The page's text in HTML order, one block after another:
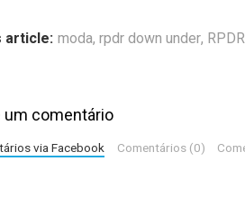
article: moda, rpdr down under,
um comentário
via Facebook Comentários (0)